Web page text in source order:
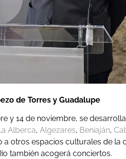
de Torres y Guadalupe
y 14 de noviembre, se
Alberca, Algezares, Beniaján,
a otros espacios culturales de la
también acogerá conciertos.